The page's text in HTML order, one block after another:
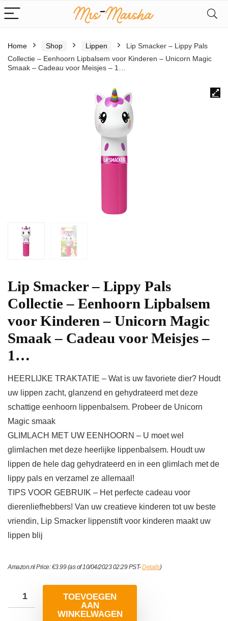
Home Shop Lippen
Lip Smacker – Lippy Pals
Collectie – Eenhoorn Lipbalsem voor Kinderen – Unicorn Magic
Smaak – Cadeau voor Meisjes – 1…
Lip Smacker – Lippy Pals
Collectie – Eenhoorn Lipbalsem
voor Kinderen – Unicorn Magic
Smaak – Cadeau voor Meisjes –
1…
HEERLIJKE TRAKTATIE – Wat is uw favoriete dier? Houdt
uw lippen zacht, glanzend en gehydrateerd met deze
schattige eenhoorn lippenbalsem. Probeer de Unicorn
Magic smaak
GLIMLACH MET UW EENHOORN – U moet wel
glimlachen met deze heerlijke lippenbalsem. Houdt uw
lippen de hele dag gehydrateerd en in een glimlach met de
lippy pals en verzamel ze allemaal!
TIPS VOOR GEBRUIK – Het perfecte cadeau voor
dierenliefhebbers! Van uw creatieve kinderen tot uw beste
vriendin, Lip Smacker lippenstift voor kinderen maakt uw
lippen blij
Amazon.nl Price:€3.99(as of 10/04/2023 02:29 PST-Details)
TOEVOEGEN
AAN
WINKELWAGEN